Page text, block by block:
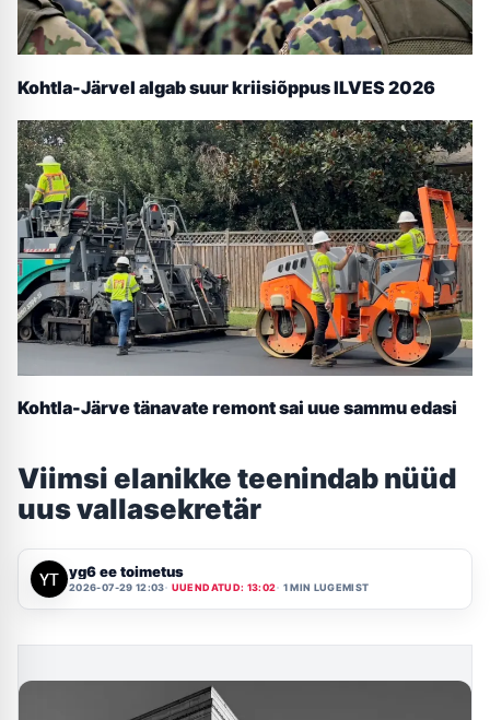
Kohtla-Järvel algab suur kriisiõppus ILVES 2026
Kohtla-Järve tänavate remont sai uue sammu edasi
Viimsi elanikke teenindab nüüd
uus vallasekretär
yg6 ee toimetus
2026-07-29 12:03 UUENDATUD: 13:02 1 MIN LUGEMIST